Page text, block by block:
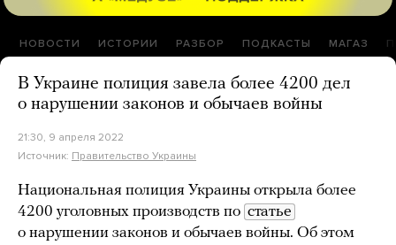
НОВОСТИ ИСТОРИИ РАЗБОР ПОДКАСТЫ МАГАЗ
В Украине полиция завела более 4200 дел
о нарушении законов и обычаев войны
21:30, 9 апреля 2022
Источник: Правительство Украины
Национальная полиция Украины открыла более
4200 уголовных производств по статье
о нарушении законов и обычаев войны. Об этом